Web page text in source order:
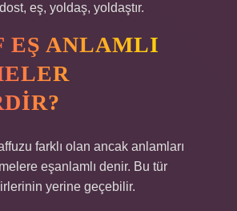
eş, yoldaş, yoldaştır.
EŞ ANLAMLI
farklı olan ancak anlamları
eşanlamlı denir. Bu tür
yerine geçebilir.